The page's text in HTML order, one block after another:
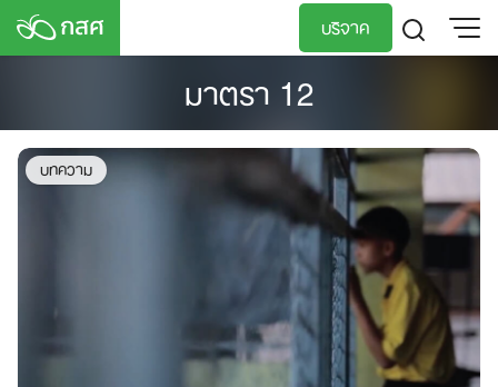
Skip
บริจาค
มาตรา 12
บทความ